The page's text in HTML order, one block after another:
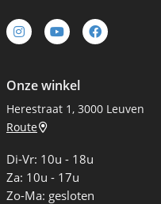
Onze winkel
Herestraat 1, 3000 Leuven
Route
Di-Vr: 10u - 18u
Za: 10u - 17u
Zo-Ma: gesloten